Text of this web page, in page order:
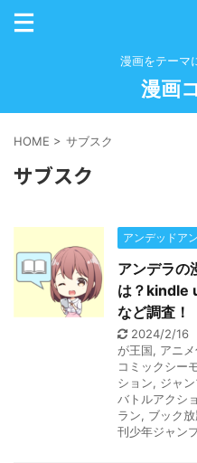
漫画をテーマ
漫画
HOME > サブスク
サブスク
アンデッドア
アンデラの
は？kindle
など調査！
2024/2/16
が王国, アニ
コミックシー
ション, ジャ
バトルアクシ
ラン, ブック放
刊少年ジャン